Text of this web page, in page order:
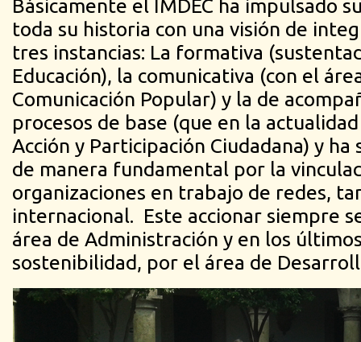
Básicamente el IMDEC ha impulsado
toda su historia con una visión de
tres instancias: La formativa
Educación), la comunicativa (con el
Comunicación Popular) y la de
procesos de base (que en la
Acción y Participación Ciudadana) y
de manera fundamental por la
organizaciones en trabajo de redes,
internacional. Este accionar siempre
área de Administración y en los
sostenibilidad, por el área de